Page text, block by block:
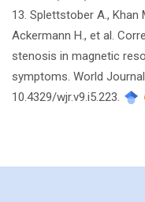
13. Splettstober A., Khan
Ackermann H., et al.
stenosis in magnetic
symptoms. World
10.4329/wjr.v9.i5.223.